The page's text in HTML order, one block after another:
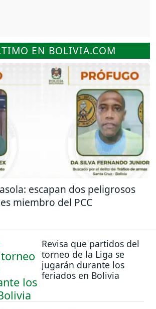
EN BOLIVIA.COM
escapan dos peligrosos
miembro del PCC
Revisa que partidos del
torneo de la Liga se
jugarán durante los
feriados en Bolivia